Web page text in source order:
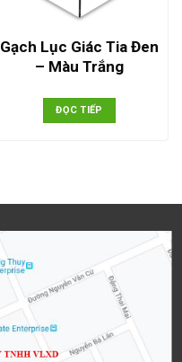
Gạch Lục Giác Tia Đen
– Màu Trắng
ĐỌC TIẾP